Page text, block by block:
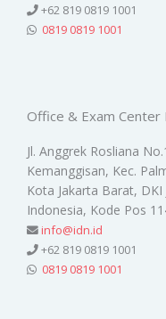
+62 819 0819 1001
0819 0819 1001
Office & Exam
Jl. Anggrek Rosliana
Kemanggisan, Kec.
Kota Jakarta Barat, DKI
Indonesia, Kode Pos
info@idn.id
+62 819 0819 1001
0819 0819 1001